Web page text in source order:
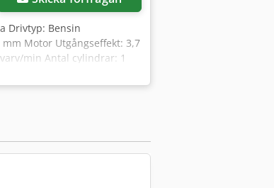
Drivtyp: Bensin
Motor Utgångseffekt: 3,7
min Antal cylindrar: 1
Dcedpfott Ad Tsx Ag Eek
25,4/20 mm